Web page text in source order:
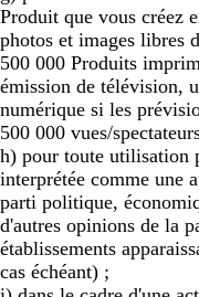
Produit que vous créez
photos et images libres
500 000 Produits
émission de télévision,
numérique si les
500 000 vues/
h) pour toute utilisation
interprétée comme une
parti politique,
d'autres opinions de la
établissements
cas échéant) ;